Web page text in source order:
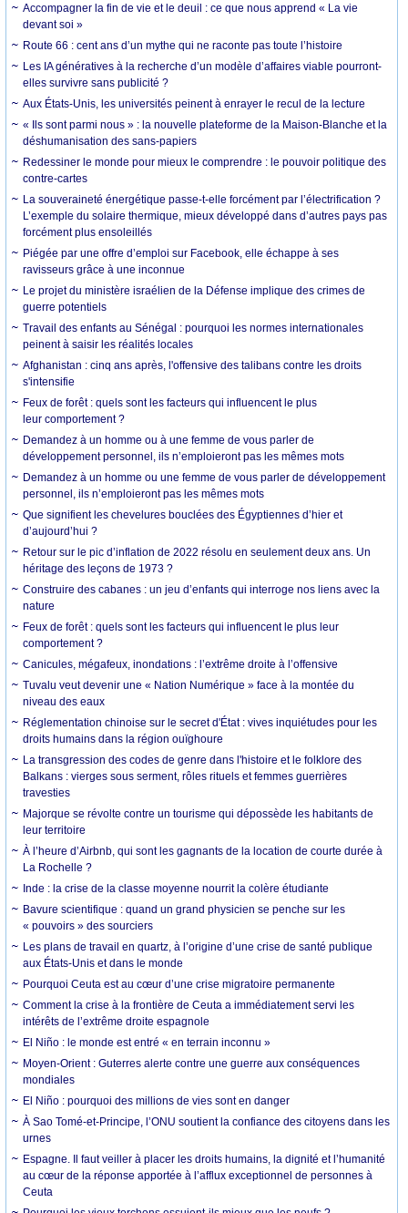
Accompagner la fin de vie et le deuil : ce que nous apprend « La vie
devant soi »
Route 66 : cent ans d’un mythe qui ne raconte pas toute l’histoire
Les IA génératives à la recherche d’un modèle d’affaires viable pourront-
elles survivre sans publicité ?
Aux États-Unis, les universités peinent à enrayer le recul de la lecture
« Ils sont parmi nous » : la nouvelle plateforme de la Maison-Blanche et la
déshumanisation des sans-papiers
Redessiner le monde pour mieux le comprendre : le pouvoir politique des
contre-cartes
La souveraineté énergétique passe-t-elle forcément par l’électrification ?
L’exemple du solaire thermique, mieux développé dans d’autres pays pas
forcément plus ensoleillés
Piégée par une offre d’emploi sur Facebook, elle échappe à ses
ravisseurs grâce à une inconnue
Le projet du ministère israélien de la Défense implique des crimes de
guerre potentiels
Travail des enfants au Sénégal : pourquoi les normes internationales
peinent à saisir les réalités locales
Afghanistan : cinq ans après, l'offensive des talibans contre les droits
s'intensifie
Feux de forêt : quels sont les facteurs qui influencent le plus
leur comportement ?
Demandez à un homme ou à une femme de vous parler de
développement personnel, ils n’emploieront pas les mêmes mots
Demandez à un homme ou une femme de vous parler de développement
personnel, ils n’emploieront pas les mêmes mots
Que signifient les chevelures bouclées des Égyptiennes d’hier et
d’aujourd’hui ?
Retour sur le pic d’inflation de 2022 résolu en seulement deux ans. Un
héritage des leçons de 1973 ?
Construire des cabanes : un jeu d’enfants qui interroge nos liens avec la
nature
Feux de forêt : quels sont les facteurs qui influencent le plus leur
comportement ?
Canicules, mégafeux, inondations : l’extrême droite à l’offensive
Tuvalu veut devenir une « Nation Numérique » face à la montée du
niveau des eaux
Réglementation chinoise sur le secret d'État : vives inquiétudes pour les
droits humains dans la région ouïghoure
La transgression des codes de genre dans l'histoire et le folklore des
Balkans : vierges sous serment, rôles rituels et femmes guerrières
travesties
Majorque se révolte contre un tourisme qui dépossède les habitants de
leur territoire
À l’heure d’Airbnb, qui sont les gagnants de la location de courte durée à
La Rochelle ?
Inde : la crise de la classe moyenne nourrit la colère étudiante
Bavure scientifique : quand un grand physicien se penche sur les
« pouvoirs » des sourciers
Les plans de travail en quartz, à l’origine d’une crise de santé publique
aux États-Unis et dans le monde
Pourquoi Ceuta est au cœur d’une crise migratoire permanente
Comment la crise à la frontière de Ceuta a immédiatement servi les
intérêts de l’extrême droite espagnole
El Niño : le monde est entré « en terrain inconnu »
Moyen-Orient : Guterres alerte contre une guerre aux conséquences
mondiales
El Niño : pourquoi des millions de vies sont en danger
À Sao Tomé-et-Principe, l’ONU soutient la confiance des citoyens dans les
urnes
Espagne. Il faut veiller à placer les droits humains, la dignité et l’humanité
au cœur de la réponse apportée à l’afflux exceptionnel de personnes à
Ceuta